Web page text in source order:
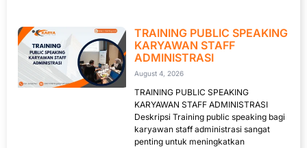
TRAINING PUBLIC SPEAKING
KARYAWAN STAFF
ADMINISTRASI
August 4, 2026
TRAINING PUBLIC SPEAKING
KARYAWAN STAFF ADMINISTRASI
Deskripsi Training public speaking bagi
karyawan staff administrasi sangat
penting untuk meningkatkan